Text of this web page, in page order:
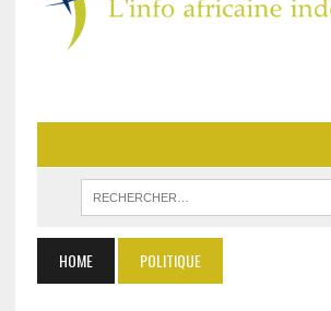
HOME POLITIQUE